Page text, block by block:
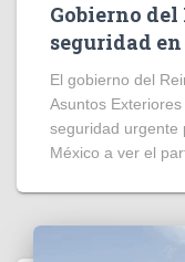
Gobierno
seguridad
El gobierno del
Asuntos
seguridad urgente
México a ver el